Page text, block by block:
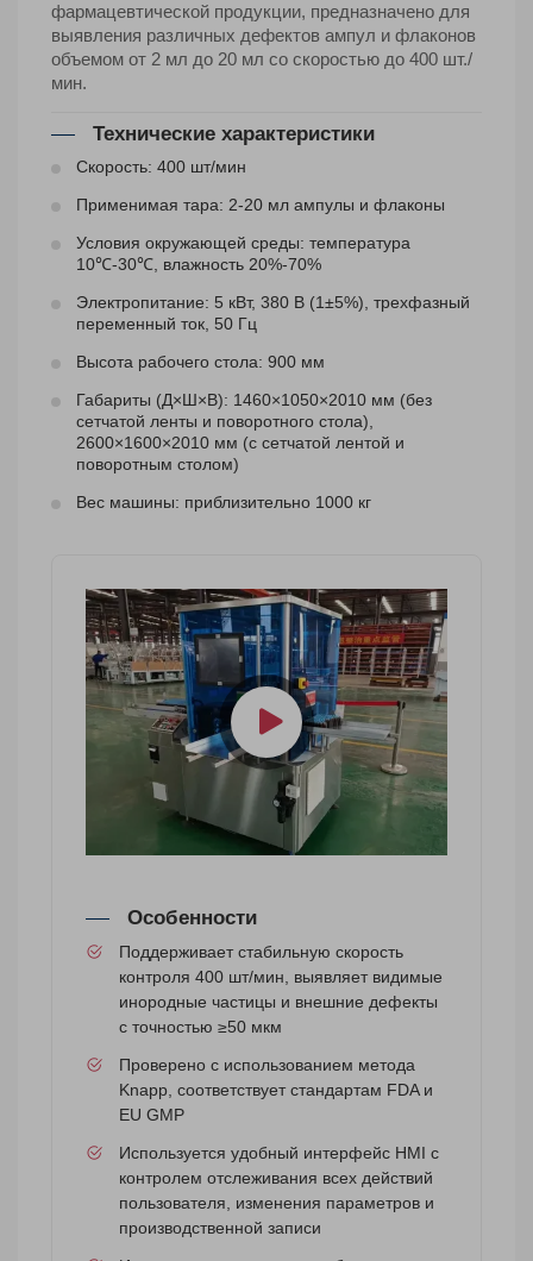
Особенности
Поддерживает стабильную скорость
контроля 400 шт/мин, выявляет видимые
инородные частицы и внешние дефекты
с точностью ≥50 мкм
Проверено с использованием метода
Knapp, соответствует стандартам FDA и
EU GMP
Используется удобный интерфейс HMI с
контролем отслеживания всех действий
пользователя, изменения параметров и
производственной записи
фармацевтической продукции, предназначено для
выявления различных дефектов ампул и флаконов
объемом от 2 мл до 20 мл со скоростью до 400 шт./
мин.
Технические характеристики
Скорость: 400 шт/мин
Применимая тара: 2-20 мл ампулы и флаконы
Условия окружающей среды: температура
10℃-30℃, влажность 20%-70%
Электропитание: 5 кВт, 380 В (1±5%), трехфазный
переменный ток, 50 Гц
Высота рабочего стола: 900 мм
Габариты (Д×Ш×В): 1460×1050×2010 мм (без
сетчатой ленты и поворотного стола),
2600×1600×2010 мм (с сетчатой лентой и
поворотным столом)
Вес машины: приблизительно 1000 кг